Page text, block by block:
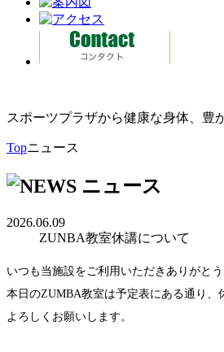
スポーツプラザから健康な身体、豊
Topニュース
2026.06.09
ZUNBA教室休講について
いつも当施設をご利用いただきありがとう
本日のZUMBA教室は予定表にある通り、
よろしくお願いします。